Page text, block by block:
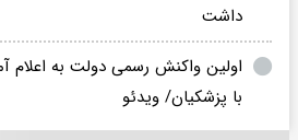
داشت
اولین واکنش رسمی دولت به اعلام
با پزشکیان/ ویدئو